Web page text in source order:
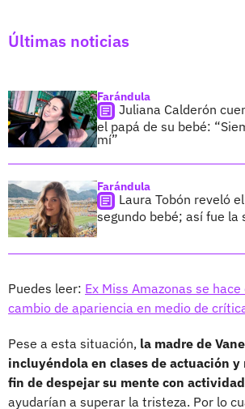
Últimas noticias
Farándula
Juliana Calderón
el papá de su bebé:
mí”
Farándula
Laura Tobón reveló
segundo bebé; así fue la
Puedes leer: Ex Miss Amazonas se
cambio de apariencia en medio de
Pese a esta situación, la madre de
incluyéndola en clases de actuación y
fin de despejar su mente con
ayudarían a superar la tristeza. Por lo